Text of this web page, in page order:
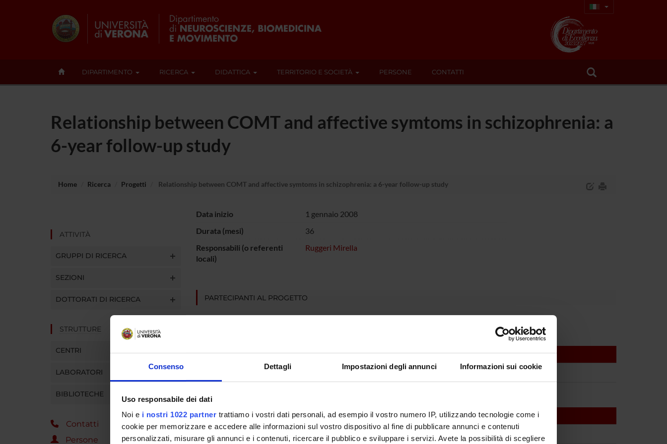
Consenso Dettagli Impostazioni degli annunci Informazioni sui cookie
Uso responsabile dei dati
Noi e i nostri 1022 partner trattiamo i vostri dati personali, ad esempio il vostro numero IP, utilizzando tecnologie come i
cookie per memorizzare e accedere alle informazioni sul vostro dispositivo al fine di pubblicare annunci e contenuti
personalizzati, misurare gli annunci e i contenuti, ricercare il pubblico e sviluppare i servizi. Avete la possibilità di scegliere
DIPARTIMENTO RICERCA DIDATTICA TERRITORIO E SOCIETÀ PERSONE CONTATTI
Relationship between COMT and affective symtoms in schizophrenia: a
6-year follow-up study
Home Ricerca Progetti Relationship between COMT and affective symtoms in schizophrenia: a 6-year follow-up study
ATTIVITÀ
GRUPPI DI RICERCA
SEZIONI
DOTTORATI DI RICERCA
STRUTTURE
CENTRI
LABORATORI
BIBLIOTECHE
Contatti
Persone
Data inizio
1 gennaio 2008
Durata (mesi)
36
Responsabili (o referenti
locali)
Ruggeri Mirella
PARTECIPANTI AL PROGETTO
Mirella Ruggeri
AREE DI RICERCA COINVOLTE DAL PROGETTO
SEZIONI
Psichiatria